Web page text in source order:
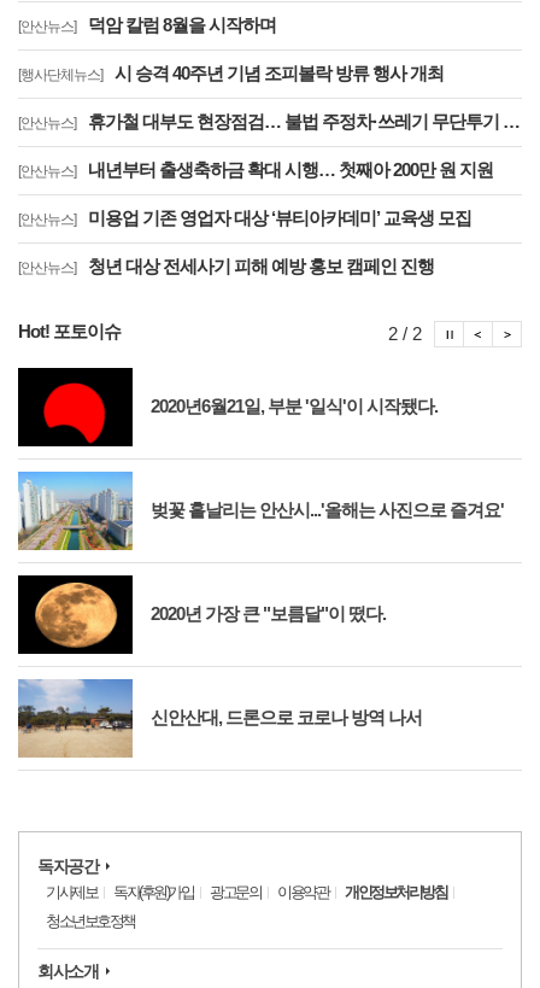
[안산뉴스] 덕암 칼럼 8월을 시작하며
[행사단체뉴스] 시 승격 40주년 기념 조피볼락 방류 행사 개최
[안산뉴스] 휴가철 대부도 현장점검… 불법 주정차·쓰레기 무단투기 집중 관리
[안산뉴스] 내년부터 출생축하금 확대 시행… 첫째아 200만 원 지원
[안산뉴스] 미용업 기존 영업자 대상 ‘뷰티아카데미’ 교육생 모집
[안산뉴스] 청년 대상 전세사기 피해 예방 홍보 캠페인 진행
Hot! 포토이슈
2020년6월21일, 부분 '일식'이 시작됐다.
벚꽃 흩날리는 안산시...'올해는 사진으로 즐겨요'
2020년 가장 큰 "보름달"이 떴다.
신안산대, 드론으로 코로나 방역 나서
2 / 2 포
포토이
독자공간
기사제보 독자(후원)가입 광고문의 이용약관
개인정보처리방침
청소년보호정책
회사소개